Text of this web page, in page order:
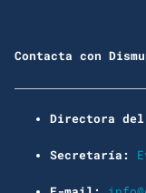
Contacta con
Directora
Secretaría: